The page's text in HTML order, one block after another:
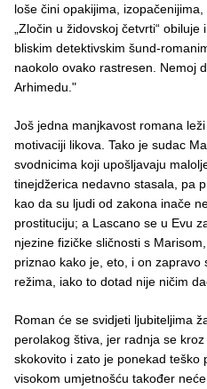
loše čini opakijima,
„Zločin u židovskoj četvrti“
bliskim detektivskim šund-
naokolo ovako rastresen. Nemoj
Arhimedu."
Još jedna manjkavost romana
motivaciji likova. Tako je sudac
svodnicima koji upošljavaju
tinejdžerica nedavno stasala, pa
kao da su ljudi od zakona inače
prostituciju; a Lascano se u Evu
njezine fizičke sličnosti s
priznao kako je, eto, i on zapravo
režima, iako to dotad nije ničim
Roman će se svidjeti ljubiteljima
perolakog štiva, jer radnja se
skokovito i zato je ponekad teško
visokom umjetnošću također